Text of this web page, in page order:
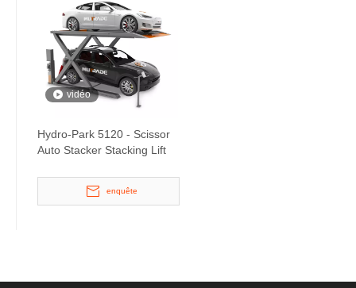
vidéo
Hydro-Park 5120 - Scissor
Auto Stacker Stacking Lift
enquête